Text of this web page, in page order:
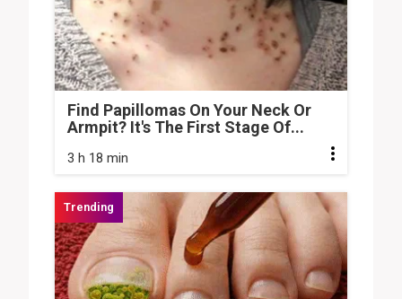
Find Papillomas On Your Neck Or
Armpit? It's The First Stage Of...
3 h 18 min